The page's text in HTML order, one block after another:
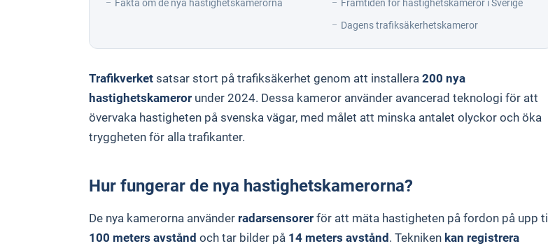
Fakta om de nya hastighetskamerorna
Framtiden för hastighetskameror i Sverige
Dagens trafiksäkerhetskameror
Trafikverket satsar stort på trafiksäkerhet genom att installera 200 nya
hastighetskameror under 2024. Dessa kameror använder avancerad teknologi för att
övervaka hastigheten på svenska vägar, med målet att minska antalet olyckor och öka
tryggheten för alla trafikanter.
Hur fungerar de nya hastighetskamerorna?
De nya kamerorna använder radarsensorer för att mäta hastigheten på fordon på upp till
100 meters avstånd och tar bilder på 14 meters avstånd . Tekniken kan registrera